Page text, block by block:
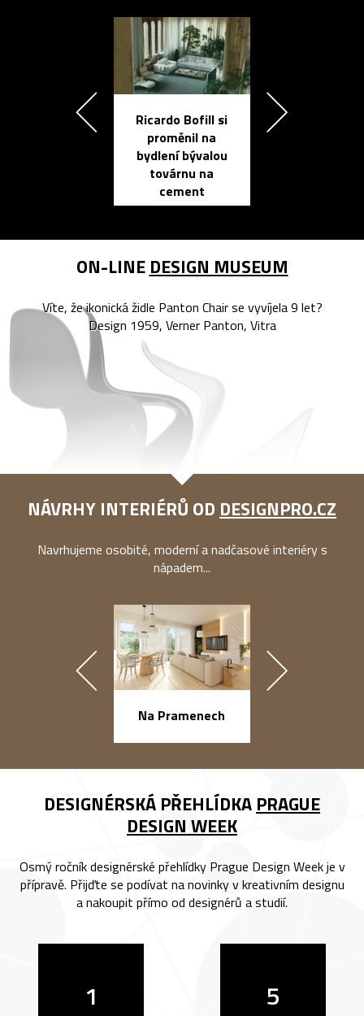
Ricardo Bofill si
proměnil na
bydlení bývalou
továrnu na
cement
ON-LINE DESIGN MUSEUM
Víte, že ikonická židle Panton Chair se vyvíjela 9 let?
Design 1959, Verner Panton, Vitra
NÁVRHY INTERIÉRŮ OD DESIGNPRO.CZ
Navrhujeme osobité, moderní a nadčasové interiéry s
nápadem...
Na Pramenech
DESIGNÉRSKÁ PŘEHLÍDKA PRAGUE
DESIGN WEEK
Osmý ročník designérské přehlídky Prague Design Week je v
přípravě. Přijďte se podívat na novinky v kreativním designu
a nakoupit přímo od designérů a studií.
1 5